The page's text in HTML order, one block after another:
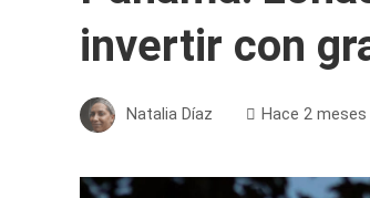
invertir con
Natalia Díaz Hace 2 meses